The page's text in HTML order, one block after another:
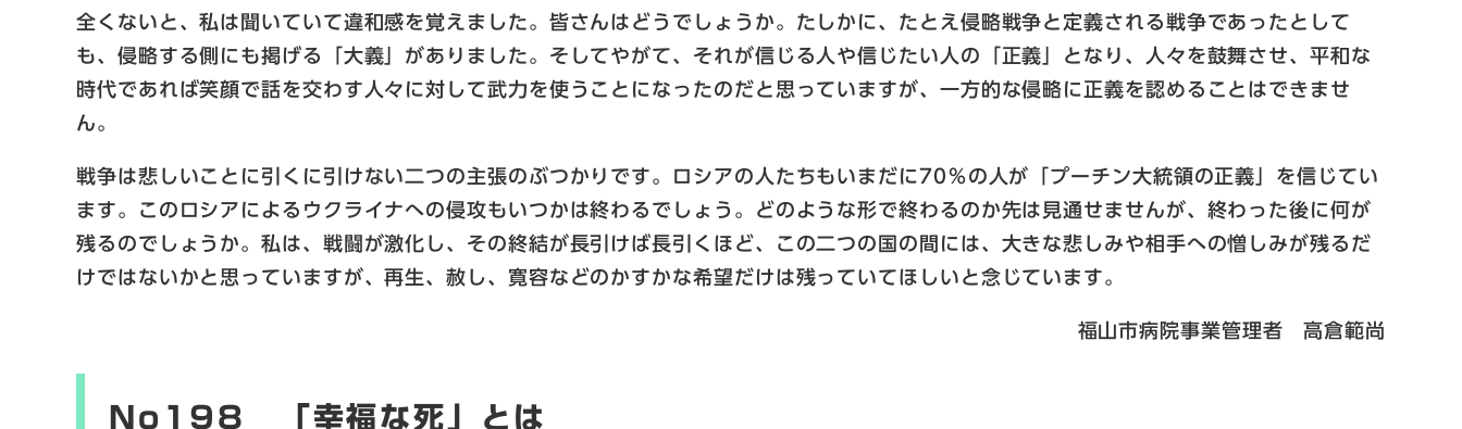
全くないと、私は聞いていて違和感を覚えました。皆さんはどうでしょうか。たしかに、たとえ侵略戦争と定義される戦争であったとして
も、侵略する側にも掲げる「大義」がありました。そしてやがて、それが信じる人や信じたい人の「正義」となり、人々を鼓舞させ、平和な
時代であれば笑顔で話を交わす人々に対して武力を使うことになったのだと思っていますが、一方的な侵略に正義を認めることはできませ
ん。
戦争は悲しいことに引くに引けない二つの主張のぶつかりです。ロシアの人たちもいまだに70％の人が「プーチン大統領の正義」を信じてい
ます。このロシアによるウクライナへの侵攻もいつかは終わるでしょう。どのような形で終わるのか先は見通せませんが、終わった後に何が
残るのでしょうか。私は、戦闘が激化し、その終結が長引けば長引くほど、この二つの国の間には、大きな悲しみや相手への憎しみが残るだ
けではないかと思っていますが、再生、赦し、寛容などのかすかな希望だけは残っていてほしいと念じています。
福山市病院事業管理者 高倉範尚
No198 「幸福な死」とは